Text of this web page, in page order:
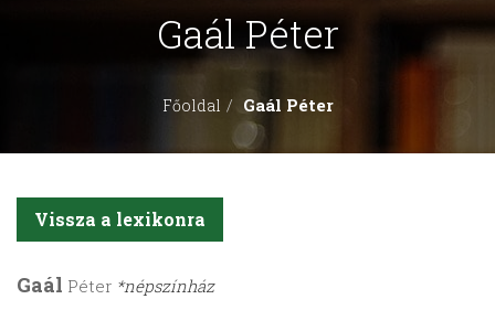
Gaál Péter
Főoldal Gaál Péter
Vissza a lexikonra
Gaál Péter *népszínház